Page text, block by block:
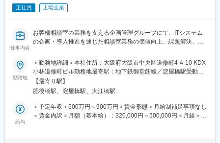
・薬事課長
部署内外で連携を取りながら知識習得できる環境で、相談しやす
い雰囲気があります。
■主力商品
BNCT（ホウ素中性子捕捉療法）用医薬品
■働き方
・リモートワーク可能：
月勤務日の約2/5程度まで在宅勤務可能です。上司もリモートワー
クを活用しており、オンラインで相談しやすい体制があります。
※入社直後は業務習得やメンバーとの関係構築のため、出社を中心
1週間かけて進めるペースが多いです。対応する業務は日々異なる
ため、多様な経験が積めます。
■組織構成
部長1名、柴島事業所9名、本社研究所6名の計16名で構成されて
長期的なキャリア形成を目指す方に最適な職場です。
＊OJT制度があり、先輩社員がしっかりサポートいたします。
＊意見を反映しやすく、自身の創意工夫を実現しやすい環境で
す。
＊従業員満足度調査では、「有給休暇取得のしやすさ」が毎年1
位。
正社員 上場企業
仕事内容
お客様相談室の業務を支える企画管理グループにて、ITシステム
の企画・導入推進を通じた相談室業務の価値向上、課題解決、属
コンタクトセンターの現場部門とITベンダーの間に立ち、双方の
要件を翻訳・調整しながらプロジェクトを推進する役割を期待し
ます。
■具体的な業務内容
・相談室全体のIT化・DX化戦略の立案と推進
・複数のシステム関連プロジェクト（Salesforce等）への参画と
全体取りまとめ
勤務地
＜勤務地詳細＞本社住所：大阪府大阪市中央区道修町4-4-10 KDX
小林道修町ビル勤務地最寄駅：地下鉄御堂筋線／淀屋橋駅受動喫
煙対策：屋内全面禁煙変更の範囲：会社の定める事業所（リモー
トワーク含む）
【最寄り駅】
肥後橋駅、淀屋橋駅、大江橋駅
給与
＜予定年収＞600万円～900万円＜賃金形態＞月給制補足事項なし
＜賃金内訳＞月額（基本給）：320,000円～500,000円＜月給＞